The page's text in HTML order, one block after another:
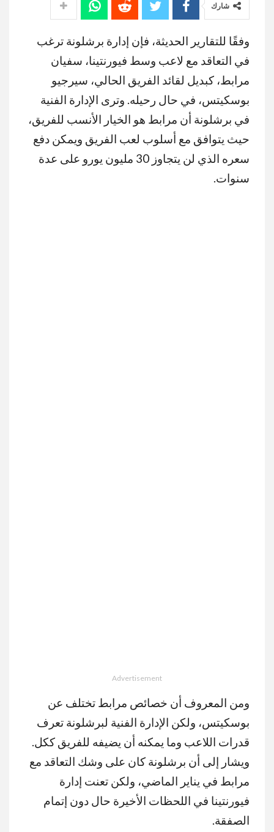
شارك
وفقًا للتقارير الحديثة، فإن إدارة برشلونة ترغب
في التعاقد مع لاعب وسط فيورنتينا، سفيان
مرابط، كبديل لقائد الفريق الحالي، سيرجيو
بوسكيتس، في حال رحيله. وترى الإدارة الفنية
في برشلونة أن مرابط هو الخيار الأنسب للفريق،
حيث يتوافق مع أسلوب لعب الفريق ويمكن دفع
سعره الذي لن يتجاوز 30 مليون يورو على عدة
سنوات.
Advertisement
ومن المعروف أن خصائص مرابط تختلف عن
بوسكيتس، ولكن الإدارة الفنية لبرشلونة تعرف
قدرات اللاعب وما يمكنه أن يضيفه للفريق ككل.
ويشار إلى أن برشلونة كان على وشك التعاقد مع
مرابط في يناير الماضي، ولكن تعنت إدارة
فيورنتينا في اللحظات الأخيرة حال دون إتمام
الصفقة.